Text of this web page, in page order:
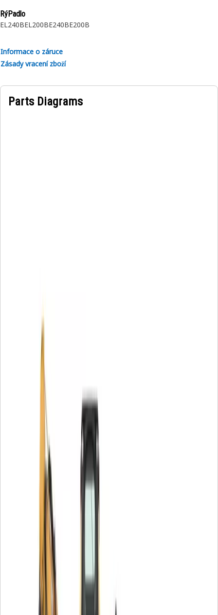
RýPadlo
EL240BEL200BE240BE200B
Informace o záruce
Zásady vracení zboží
Parts Diagrams